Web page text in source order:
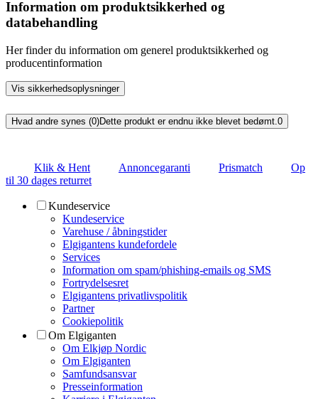
Information om produktsikkerhed og
databehandling
Her finder du information om generel produktsikkerhed og
producentinformation
Vis sikkerhedsoplysninger
Hvad andre synes (0)Dette produkt er endnu ikke blevet bedømt.0
Klik & Hent Annoncegaranti Prismatch
Op
til 30 dages returret
Kundeservice
Kundeservice
Varehuse / åbningstider
Elgigantens kundefordele
Services
Information om spam/phishing-emails og SMS
Fortrydelsesret
Elgigantens privatlivspolitik
Partner
Cookiepolitik
Om Elgiganten
Om Elkjøp Nordic
Om Elgiganten
Samfundsansvar
Presseinformation